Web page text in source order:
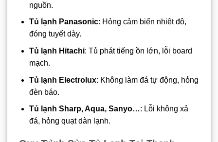
nguồn.
Tủ lạnh Panasonic: Hỏng cảm biến nhiệt độ,
đóng tuyết dày.
Tủ lạnh Hitachi: Tủ phát tiếng ồn lớn, lỗi board
mạch.
Tủ lạnh Electrolux: Không làm đá tự động, hỏng
đèn báo.
Tủ lạnh Sharp, Aqua, Sanyo…: Lỗi không xả
đá, hỏng quạt dàn lạnh.